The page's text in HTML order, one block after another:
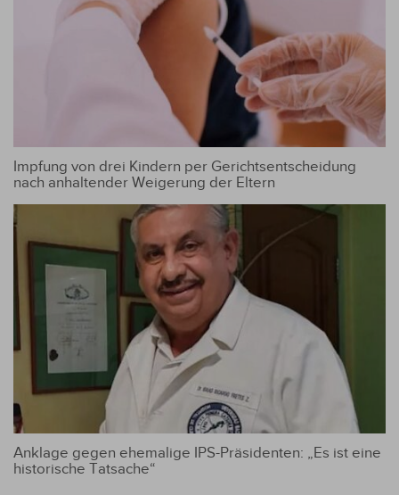
Impfung von drei Kindern per Gerichtsentscheidung
nach anhaltender Weigerung der Eltern
Anklage gegen ehemalige IPS-Präsidenten: „Es ist eine
historische Tatsache“